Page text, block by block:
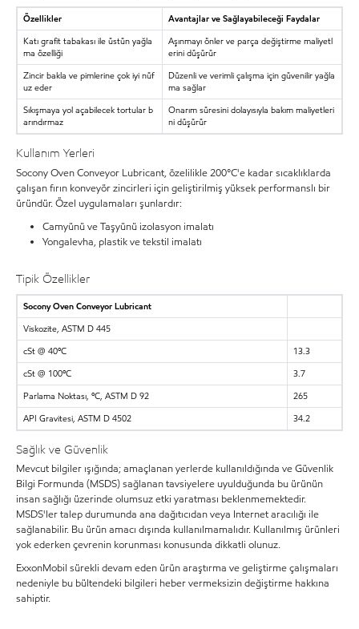
Özellikler
Avantajlar ve Sağlayabileceği Faydalar
Katı grafit tabakası ile üstün yağla
ma özelliği
Aşınmayı önler ve parça değiştirme maliyetl
erini düşürür
Zincir bakla ve pimlerine çok iyi nüf
uz eder
Düzenli ve verimli çalışma için güvenilir yağla
ma sağlar
Sıkışmaya yol açabilecek tortular b
arındırmaz
Onarım süresini dolayısıyla bakım maliyetleri
ni düşürür
Kullanım Yerleri
Socony Oven Conveyor Lubricant, özelilikle 200°C'e kadar sıcaklıklarda
çalışan fırın konveyör zincirleri için geliştirilmiş yüksek performanslı bir
üründür. Özel uygulamaları şunlardır:
Camyünü ve Taşyünü izolasyon imalatı
Yongalevha, plastik ve tekstil imalatı
Tipik Özellikler
Socony Oven Conveyor Lubricant
Viskozite, ASTM D 445
cSt @ 40ºC
13.3
cSt @ 100ºC
3.7
Parlama Noktası, ºC, ASTM D 92
265
API Gravitesi, ASTM D 4502
34.2
Sağlık ve Güvenlik
Mevcut bilgiler ışığında; amaçlanan yerlerde kullanıldığında ve Güvenlik
Bilgi Formunda (MSDS) sağlanan tavsiyelere uyulduğunda bu ürünün
insan sağlığı üzerinde olumsuz etki yaratması beklenmemektedir.
MSDS'ler talep durumunda ana dağıtıcıdan veya Internet aracılığı ile
sağlanabilir. Bu ürün amacı dışında kullanılmamalıdır. Kullanılmış ürünleri
yok ederken çevrenin korunması konusunda dikkatli olunuz.
ExxonMobil sürekli devam eden ürün araştırma ve geliştirme çalışmaları
nedeniyle bu bültendeki bilgileri heber vermeksizin değiştirme hakkına
sahiptir.